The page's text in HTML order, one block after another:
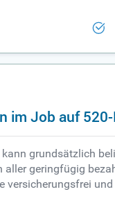
im Job auf
grundsätzlich
geringfügig
versicherungsfrei